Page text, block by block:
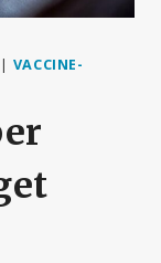
| VACCINE-